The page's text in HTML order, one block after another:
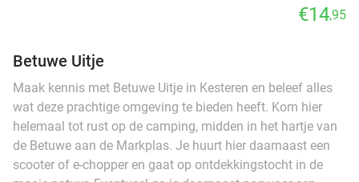
€14,95
Betuwe Uitje
Maak kennis met Betuwe Uitje in Kesteren en beleef alles
wat deze prachtige omgeving te bieden heeft. Kom hier
helemaal tot rust op de camping, midden in het hartje van
de Betuwe aan de Markplas. Je huurt hier daarnaast een
scooter of e-chopper en gaat op ontdekkingstocht in de